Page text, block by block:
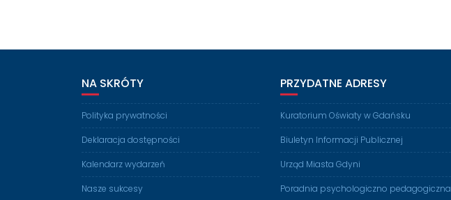
NA SKRÓTY
Polityka prywatności
Deklaracja dostępności
Kalendarz wydarzeń
Nasze sukcesy
PRZYDATNE ADRESY
Kuratorium Oświaty w Gdańsku
Biuletyn Informacji Publicznej
Urząd Miasta Gdyni
Poradnia psychologiczno pedagogiczna